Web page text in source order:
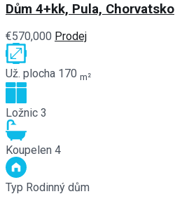
Dům 4+kk, Pula, Chorvatsko
€570,000 Prodej
Už. plocha 170 m²
Ložnic 3
Koupelen 4
Typ Rodinný dům